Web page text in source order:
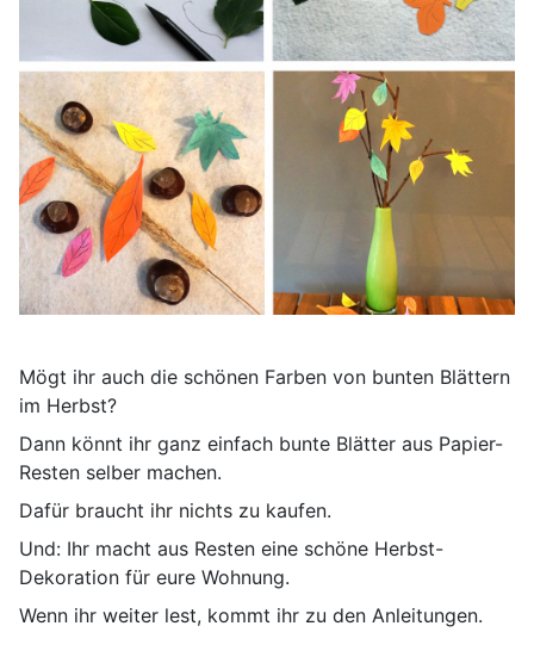
Mögt ihr auch die schönen Farben von bunten Blättern
im Herbst?
Dann könnt ihr ganz einfach bunte Blätter aus Papier-
Resten selber machen.
Dafür braucht ihr nichts zu kaufen.
Und: Ihr macht aus Resten eine schöne Herbst-
Dekoration für eure Wohnung.
Wenn ihr weiter lest, kommt ihr zu den Anleitungen.